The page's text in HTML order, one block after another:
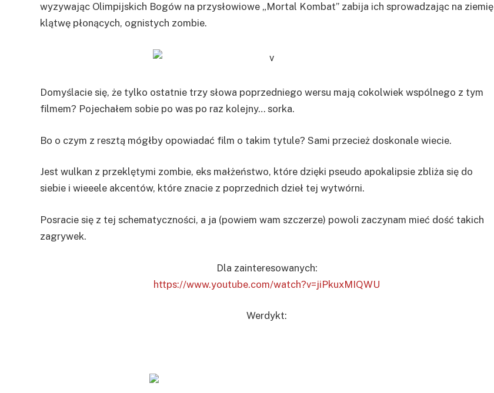
wyzywając Olimpijskich Bogów na przysłowiowe „Mortal Kombat” zabija ich sprowadzając na ziemię
klątwę płonących, ognistych zombie.
Domyślacie się, że tylko ostatnie trzy słowa poprzedniego wersu mają cokolwiek wspólnego z tym
filmem? Pojechałem sobie po was po raz kolejny… sorka.
Bo o czym z resztą mógłby opowiadać film o takim tytule? Sami przecież doskonale wiecie.
Jest wulkan z przeklętymi zombie, eks małżeństwo, które dzięki pseudo apokalipsie zbliża się do
siebie i wieeele akcentów, które znacie z poprzednich dzieł tej wytwórni.
Posracie się z tej schematyczności, a ja (powiem wam szczerze) powoli zaczynam mieć dość takich
zagrywek.
Dla zainteresowanych:
https://www.youtube.com/watch?v=jiPkuxMIQWU
Werdykt: